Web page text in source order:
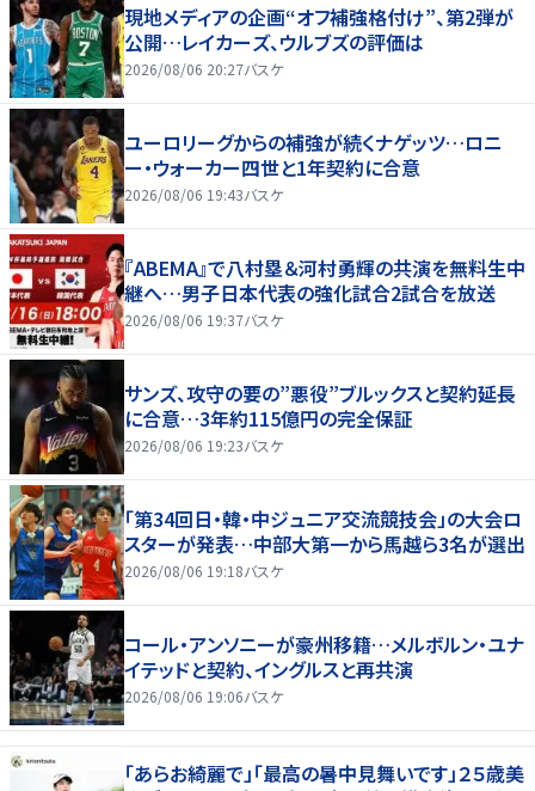
現地メディアの企画“オフ補強格付け”、第2弾が
公開…レイカーズ、ウルブズの評価は
2026/08/06 20:27バスケ
ユーロリーグからの補強が続くナゲッツ…ロニ
ー・ウォーカー四世と1年契約に合意
2026/08/06 19:43バスケ
『ABEMA』で八村塁＆河村勇輝の共演を無料生中
継へ…男子日本代表の強化試合2試合を放送
2026/08/06 19:37バスケ
サンズ、攻守の要の”悪役”ブルックスと契約延長
に合意…3年約115億円の完全保証
2026/08/06 19:23バスケ
「第34回日・韓・中ジュニア交流競技会」の大会ロ
スターが発表…中部大第一から馬越ら3名が選出
2026/08/06 19:18バスケ
コール・アンソニーが豪州移籍…メルボルン・ユナ
イテッドと契約、イングルスと再共演
2026/08/06 19:06バスケ
「あらお綺麗で」「最高の暑中見舞いです」２５歳美